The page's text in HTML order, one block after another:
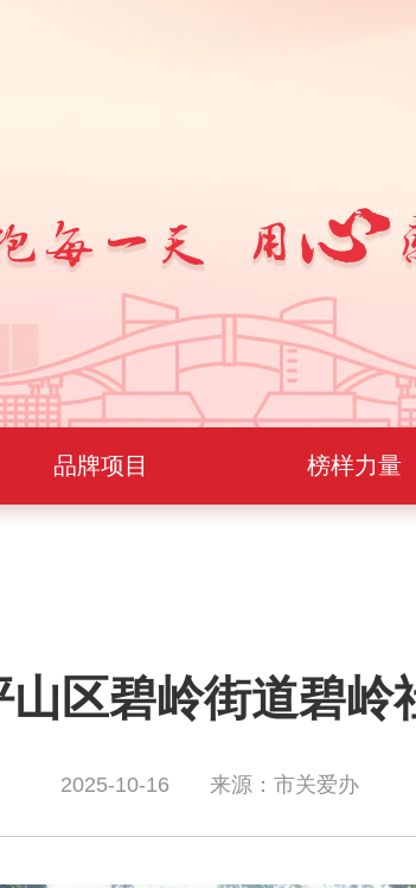
品牌项目 榜样力量
山区碧岭街道碧岭
2025-10-16 来源：市关爱办